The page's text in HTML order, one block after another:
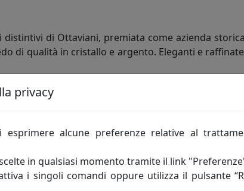
di Ottaviani, premiata come azienda
di qualità in cristallo e argento. Eleganti e
privacy
alcune preferenze relative al
in qualsiasi momento tramite il link
i singoli comandi oppure utilizza il pulsante